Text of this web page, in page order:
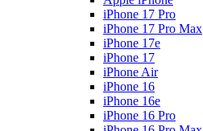
iPhone 17 Pro
iPhone 17 Pro Max
iPhone 17e
iPhone 17
iPhone Air
iPhone 16
iPhone 16e
iPhone 16 Pro